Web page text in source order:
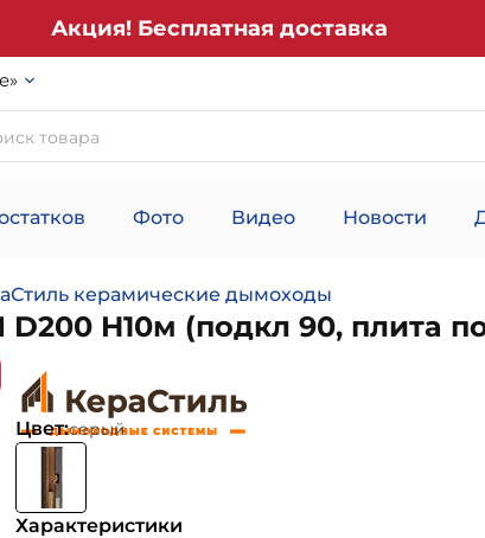
Акция! Бесплатная доставка
Фото Видео Новости
керамические дымоходы
H10м (подкл 90, плита
Цвет:серый
Характеристики